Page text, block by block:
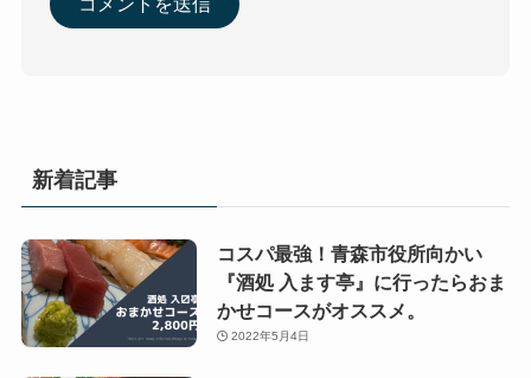
新着記事
コスパ最強！青森市役所向かい
『酒処 入ます亭』に行ったらおま
かせコースがオススメ。
2022年5月4日